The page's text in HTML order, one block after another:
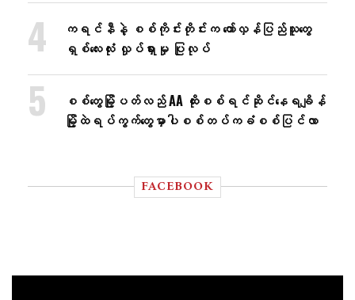
ကရင်နီနဲ့ စစ်ကိုင်းတိုင်းက တော်လှန်ပြည်သူတွေ
ရှစ်လေးလုံး လှုပ်ရှားမှု ပြုလုပ်
စစ်တွေမြို့ပတ်လည် AA ထိုးစစ်ရင်ဆိုင်နေရချိန်
မြို့ထဲရပ်ကွက်တွေမှာပါစစ်တပ်ကခံစစ်ပြင်လာ
FACEBOOK